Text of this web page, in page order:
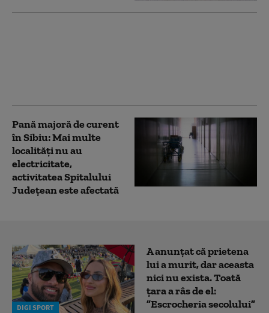
Pană majoră de curent
în Sibiu: Mai multe
localități nu au
electricitate,
activitatea Spitalului
Judeţean este afectată
DIGI SPORT
A anunțat că prietena
lui a murit, dar aceasta
nici nu exista. Toată
țara a râs de el:
”Escrocheria secolului”